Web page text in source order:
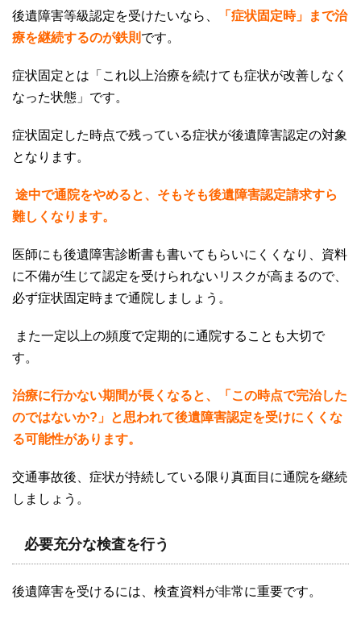
後遺障害等級認定を受けたいなら、
「症状固定時」まで治
療を継続するのが鉄則 です。
症状固定とは「これ以上治療を続けても症状が改善しなく
なった状態」です。
症状固定した時点で残っている症状が後遺障害認定の対象
となります。
途中で通院をやめると、そもそも後遺障害認定請求すら
難しくなります。
医師にも後遺障害診断書も書いてもらいにくくなり、資料
に不備が生じて認定を受けられないリスクが高まるので、
必ず症状固定時まで通院しましょう。
また一定以上の頻度で定期的に通院することも大切で
す。
治療に行かない期間が長くなると、「この時点で完治した
のではないか?」と思われて後遺障害認定を受けにくくな
る可能性があります。
交通事故後、症状が持続している限り真面目に通院を継続
しましょう。
必要充分な検査を行う
後遺障害を受けるには、検査資料が非常に重要です。